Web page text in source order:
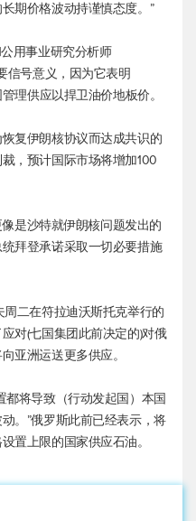
期价格波动持谨慎态度。”
用事业研究分析师
信号意义，因为它表明
理供应以捍卫油价地板价。
复伊朗核协议而达成共识的
，预计国际市场将增加100
是沙特就伊朗核问题发出的
拜登承诺采取一切必要措施
周二在符拉迪沃斯托克举行的
对(七国集团此前决定的)对俄
亚洲运送更多供应。
都将导致（行动发起国）本国
。”俄罗斯此前已经表示，将
置上限的国家供应石油。